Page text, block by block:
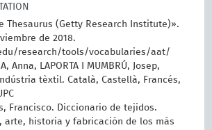
Thesaurus (Getty Research Institute)».
de 2018.
research/tools/vocabularies/aat/
Anna, LAPORTA I MUMBRÚ, Josep,
tèxtil. Català, Castellà, Francés,
Francisco. Diccionario de tejidos.
arte, historia y fabricación de los más